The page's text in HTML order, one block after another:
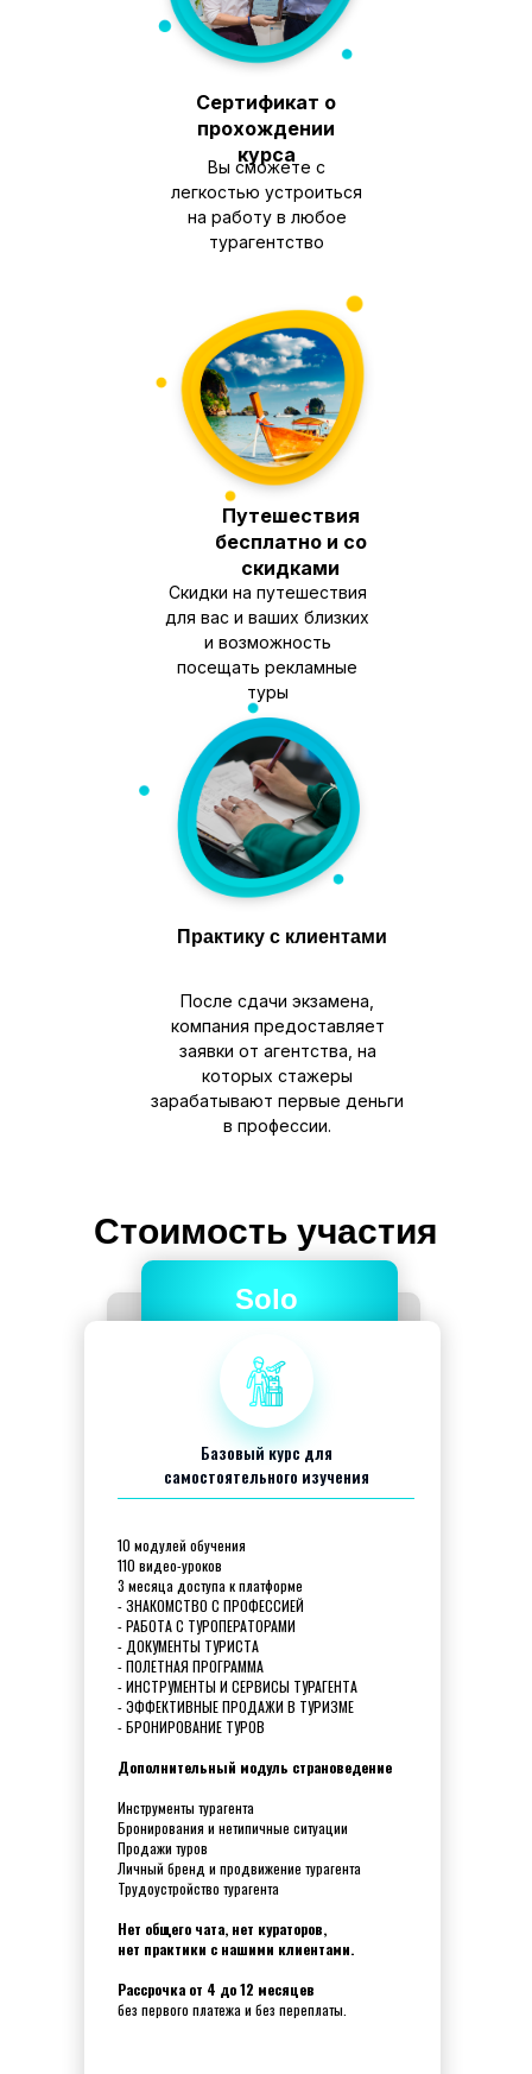
Сертификат о
прохождении
курса
Вы сможете с
легкостью устроиться
на работу в любое
турагентство
Практику с клиентами
После сдачи экзамена,
компания предоставляет
заявки от агентства, на
которых стажеры
зарабатывают первые деньги
в профессии.
Путешествия
бесплатно и со
скидками
Скидки на путешествия
для вас и ваших близких
и возможность
посещать рекламные
туры
Стоимость участия
Базовый курс для
самостоятельного изучения
10 модулей обучения
110 видео-уроков
3 месяца доступа к платформе
- ЗНАКОМСТВО С ПРОФЕССИЕЙ
- РАБОТА С ТУРОПЕРАТОРАМИ
- ДОКУМЕНТЫ ТУРИСТА
- ПОЛЕТНАЯ ПРОГРАММА
- ИНСТРУМЕНТЫ И СЕРВИСЫ ТУРАГЕНТА
- ЭФФЕКТИВНЫЕ ПРОДАЖИ В ТУРИЗМЕ
- БРОНИРОВАНИЕ ТУРОВ
Дополнительный модуль страноведение
Инструменты турагента
Бронирования и нетипичные ситуации
Продажи туров
Личный бренд и продвижение турагента
Трудоустройство турагента
Нет общего чата, нет кураторов,
нет практики с нашими клиентами.
Рассрочка от 4 до 12 месяцев
без первого платежа и без переплаты.
Solo